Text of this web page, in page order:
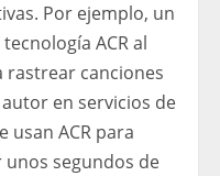
Por ejemplo, un
ACR al
canciones
en servicios de
usan ACR para
segundos de